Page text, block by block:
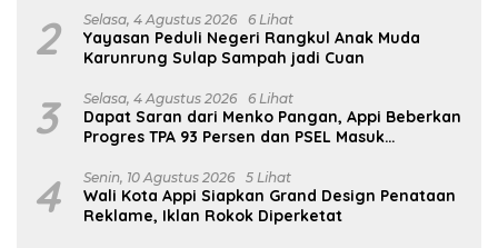
2 Selasa, 4 Agustus 2026 6 Lihat
Yayasan Peduli Negeri Rangkul Anak Muda
Karunrung Sulap Sampah jadi Cuan
3 Selasa, 4 Agustus 2026 6 Lihat
Dapat Saran dari Menko Pangan, Appi Beberkan
Progres TPA 93 Persen dan PSEL Masuk
4 Senin, 10 Agustus 2026 5 Lihat
Wali Kota Appi Siapkan Grand Design Penataan
Reklame, Iklan Rokok Diperketat